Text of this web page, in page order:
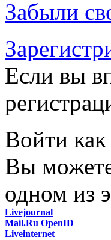
Забыли
Если вы
Войти как
Вы
одном из
Livejournal
Mail.Ru OpenID
Liveinternet